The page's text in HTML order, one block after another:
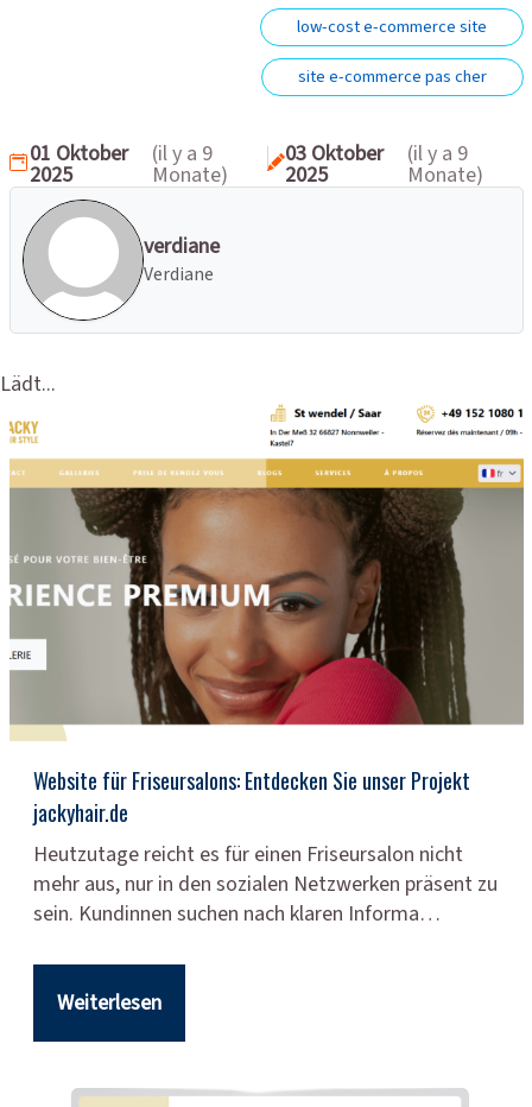
low-cost e-commerce site
site e-commerce pas cher
01 Oktober
2025
(il y a 9
Monate)
03 Oktober
2025
(il y a 9
Monate)
verdiane
Verdiane
Lädt...
Website für Friseursalons: Entdecken Sie unser Projekt
jackyhair.de
Heutzutage reicht es für einen Friseursalon nicht
mehr aus, nur in den sozialen Netzwerken präsent zu
sein. Kundinnen suchen nach klaren Informa…
Weiterlesen